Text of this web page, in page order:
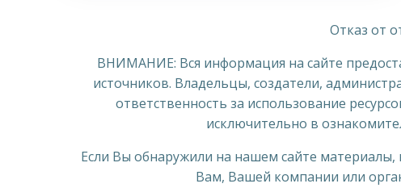
Отказ от
ВНИМАНИЕ: Вся информация на сайте
источников. Владельцы, создатели,
ответственность за использование
исключительно в
Если Вы обнаружили на нашем сайте
Вам, Вашей компании или